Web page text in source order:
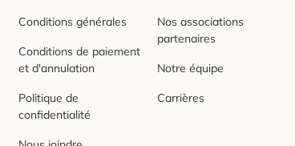
Conditions générales
Conditions de paiement
et d'annulation
Politique de
confidentialité
Nos associations
partenaires
Notre équipe
Carrières